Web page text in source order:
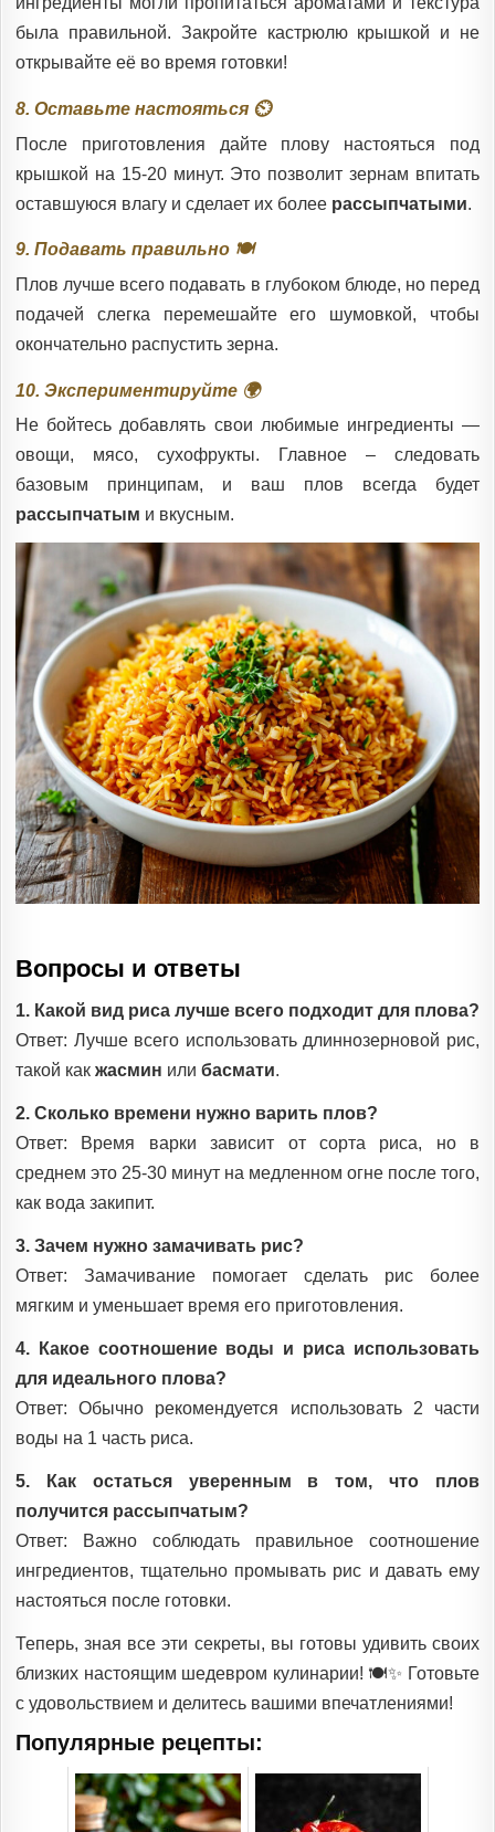
была правильной. Закройте кастрюлю крышкой и не
открывайте её во время готовки!
8. Оставьте настояться ⏲️
После приготовления дайте плову настояться под
крышкой на 15-20 минут. Это позволит зернам впитать
оставшуюся влагу и сделает их более рассыпчатыми.
9. Подавать правильно 🍽️
Плов лучше всего подавать в глубоком блюде, но перед
подачей слегка перемешайте его шумовкой, чтобы
окончательно распустить зерна.
10. Экспериментируйте 🌍
Не бойтесь добавлять свои любимые ингредиенты —
овощи, мясо, сухофрукты. Главное – следовать
базовым принципам, и ваш плов всегда будет
рассыпчатым и вкусным.
Вопросы и ответы
1. Какой вид риса лучше всего подходит для плова?
Ответ: Лучше всего использовать длиннозерновой рис,
такой как жасмин или басмати.
2. Сколько времени нужно варить плов?
Ответ: Время варки зависит от сорта риса, но в
среднем это 25-30 минут на медленном огне после того,
как вода закипит.
3. Зачем нужно замачивать рис?
Ответ: Замачивание помогает сделать рис более
мягким и уменьшает время его приготовления.
4. Какое соотношение воды и риса использовать
для идеального плова?
Ответ: Обычно рекомендуется использовать 2 части
воды на 1 часть риса.
5. Как остаться уверенным в том, что плов
получится рассыпчатым?
Ответ: Важно соблюдать правильное соотношение
ингредиентов, тщательно промывать рис и давать ему
настояться после готовки.
Теперь, зная все эти секреты, вы готовы удивить своих
близких настоящим шедевром кулинарии! 🍽️✨ Готовьте
с удовольствием и делитесь вашими впечатлениями!
Популярные рецепты: